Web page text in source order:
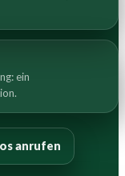
ein
anrufen